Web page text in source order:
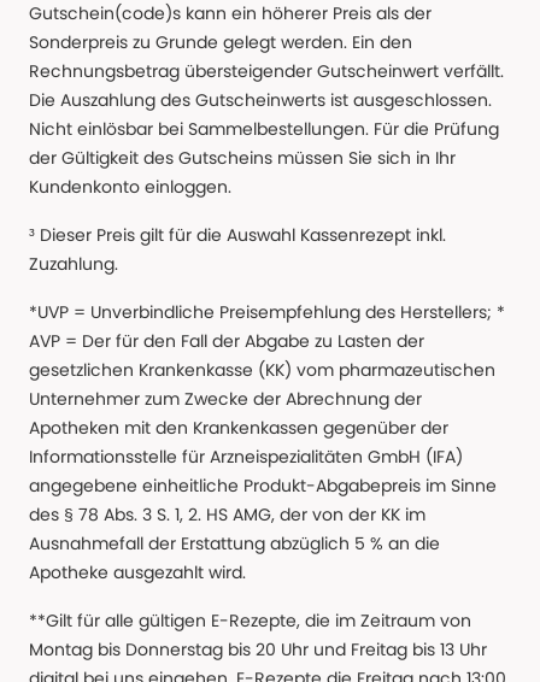
Gutschein(code)s kann ein höherer Preis als der
Sonderpreis zu Grunde gelegt werden. Ein den
Rechnungsbetrag übersteigender Gutscheinwert verfällt.
Die Auszahlung des Gutscheinwerts ist ausgeschlossen.
Nicht einlösbar bei Sammelbestellungen. Für die Prüfung
der Gültigkeit des Gutscheins müssen Sie sich in Ihr
Kundenkonto einloggen.
³ Dieser Preis gilt für die Auswahl Kassenrezept inkl.
Zuzahlung.
*UVP = Unverbindliche Preisempfehlung des Herstellers; *
AVP = Der für den Fall der Abgabe zu Lasten der
gesetzlichen Krankenkasse (KK) vom pharmazeutischen
Unternehmer zum Zwecke der Abrechnung der
Apotheken mit den Krankenkassen gegenüber der
Informationsstelle für Arzneispezialitäten GmbH (IFA)
angegebene einheitliche Produkt-Abgabepreis im Sinne
des § 78 Abs. 3 S. 1, 2. HS AMG, der von der KK im
Ausnahmefall der Erstattung abzüglich 5 % an die
Apotheke ausgezahlt wird.
**Gilt für alle gültigen E-Rezepte, die im Zeitraum von
Montag bis Donnerstag bis 20 Uhr und Freitag bis 13 Uhr